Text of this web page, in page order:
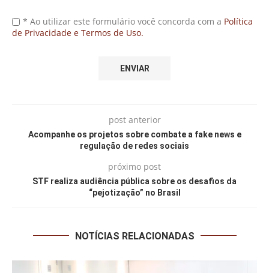
* Ao utilizar este formulário você concorda com a Política
de Privacidade e Termos de Uso.
post anterior
Acompanhe os projetos sobre combate a fake news e
regulação de redes sociais
próximo post
STF realiza audiência pública sobre os desafios da
“pejotização” no Brasil
NOTÍCIAS RELACIONADAS